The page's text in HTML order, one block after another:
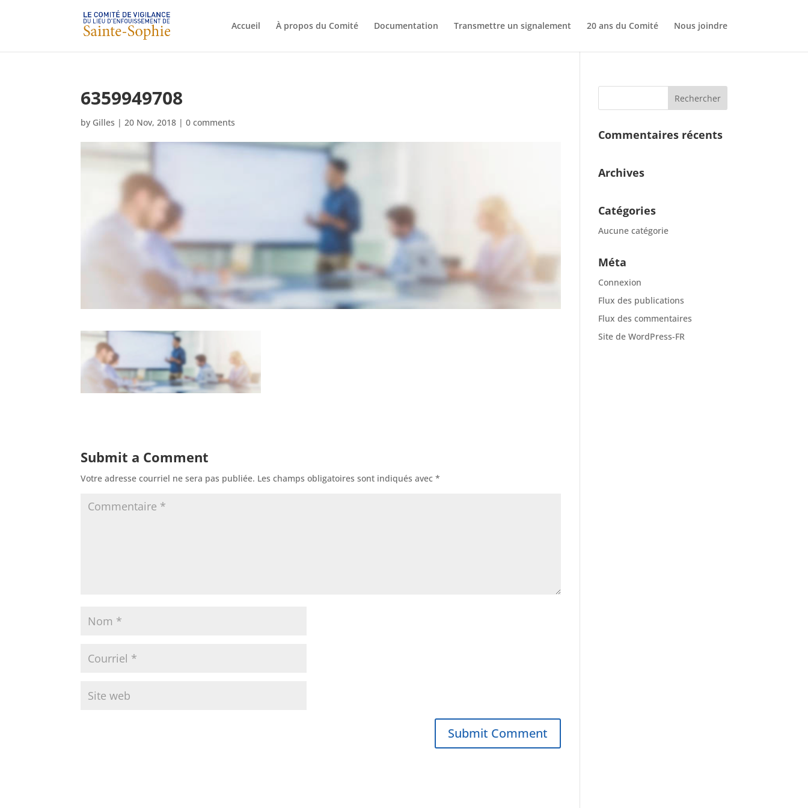
Accueil À propos du Comité Documentation Transmettre un signalement 20 ans du Comité Nous joindre
6359949708
by Gilles |20 Nov, 2018 |0 comments
Submit a Comment
Votre adresse courriel ne sera pas publiée. Les champs obligatoires sont indiqués avec*
Commentaires récents
Archives
Catégories
Aucune catégorie
Méta
Connexion
Flux des publications
Flux des commentaires
Site de WordPress-FR